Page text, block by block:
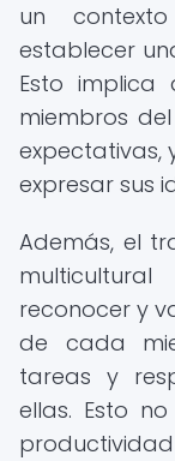
un
establecer
Esto
miembros
expectativas,
expresar sus
Además, el
reconocer y
de cada
tareas y
ellas. Esto